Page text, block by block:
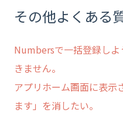
その他よくある
Numbersで一括登録し
きません。
アプリホーム画面に表示
ます」を消したい。